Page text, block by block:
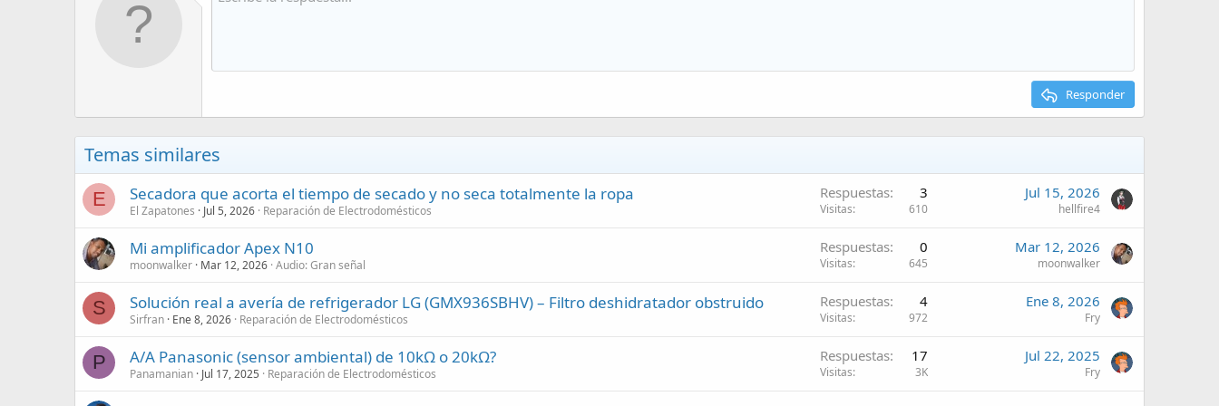
Responder
Temas similares
E Secadora que acorta el tiempo de secado y no seca totalmente la ropa
El Zapatones Jul 5, 2026 Reparación de Electrodomésticos
Respuestas 3
Visitas 610
Jul 15, 2026
hellfire4
Mi amplificador Apex N10
moonwalker Mar 12, 2026 Audio: Gran señal
Respuestas 0
Visitas 645
Mar 12, 2026
moonwalker
S Solución real a avería de refrigerador LG (GMX936SBHV) – Filtro deshidratador obstruido
Sirfran Ene 8, 2026 Reparación de Electrodomésticos
Respuestas 4
Visitas 972
Ene 8, 2026
Fry
P A/A Panasonic (sensor ambiental) de 10kΩ o 20kΩ?
Panamanian Jul 17, 2025 Reparación de Electrodomésticos
Respuestas 17
Visitas 3K
Jul 22, 2025
Fry